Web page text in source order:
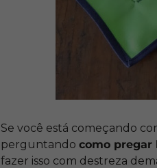
Se você está começando
perguntandocomo pregar
fazer isso com destreza